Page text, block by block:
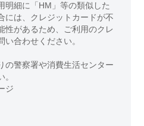
明細に「HM」等の類似した
には、クレジットカードが不
性があるため、ご利用のクレ
い合わせください。
の警察署や消費生活センター
ジ